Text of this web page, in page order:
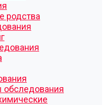
родства
обследования